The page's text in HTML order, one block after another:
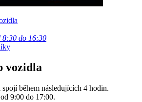
8:30 do 16:30
vozidla
během následujících 4 hodin.
9:00 do 17:00.